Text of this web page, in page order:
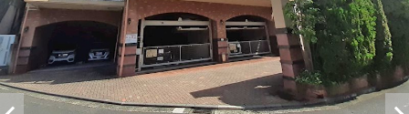
借りたい
貸したい
店舗情報